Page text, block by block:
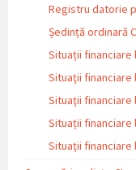
Registru datorie
Ședință ordinară
Situații financiare
Situaţii financiare
Situaţii financiare
Situații financiare
Situaţii financiare